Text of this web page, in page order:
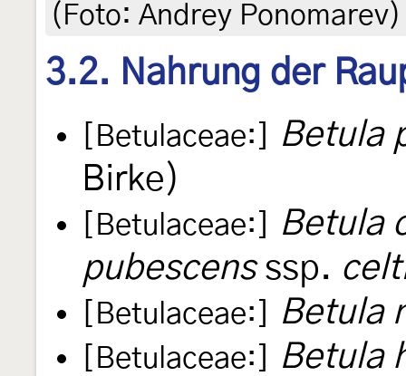
(Foto: Andrey Ponomarev)
3.2. Nahrung der
[Betulaceae:]
Betula
Birke)
[Betulaceae:]
Betula
pubescensssp.
[Betulaceae:] Betula
[Betulaceae:] Betula